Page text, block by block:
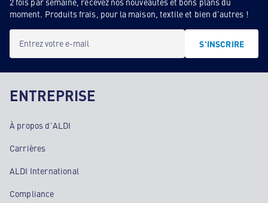
moment. Produits frais, pour la maison, textile et bien d'autres !
Entrez votre e-mail S'INSCRIRE
ENTREPRISE
À propos d'ALDI
Carrières
ALDI International
Compliance